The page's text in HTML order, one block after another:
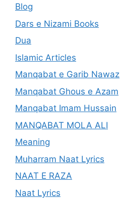
Blog
Dars e Nizami Books
Dua
Islamic Articles
Manqabat e Garib Nawaz
Manqabat Ghous e Azam
Manqabat Imam Hussain
MANQABAT MOLA ALI
Meaning
Muharram Naat Lyrics
NAAT E RAZA
Naat Lyrics